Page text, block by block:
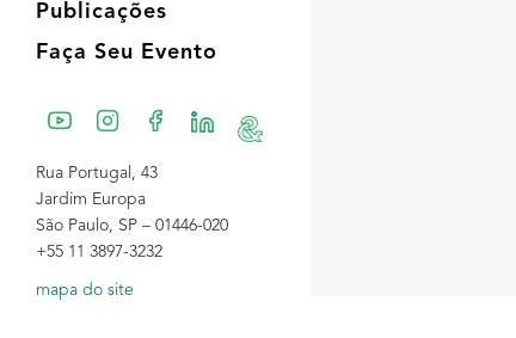
Publicações
Faça Seu Evento
Rua Portugal, 43
Jardim Europa
São Paulo, SP – 01446-020
+55 11 3897-3232
mapa do site